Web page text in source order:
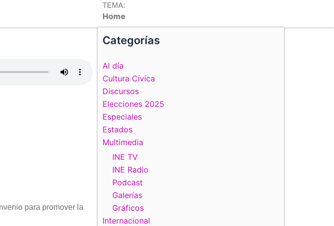
TEMA:
Home
para promover la
Categorías
Al día
Cultura Cívica
Discursos
Elecciones 2025
Especiales
Estados
Multimedia
INE TV
INE Radio
Podcast
Galerías
Gráficos
Internacional